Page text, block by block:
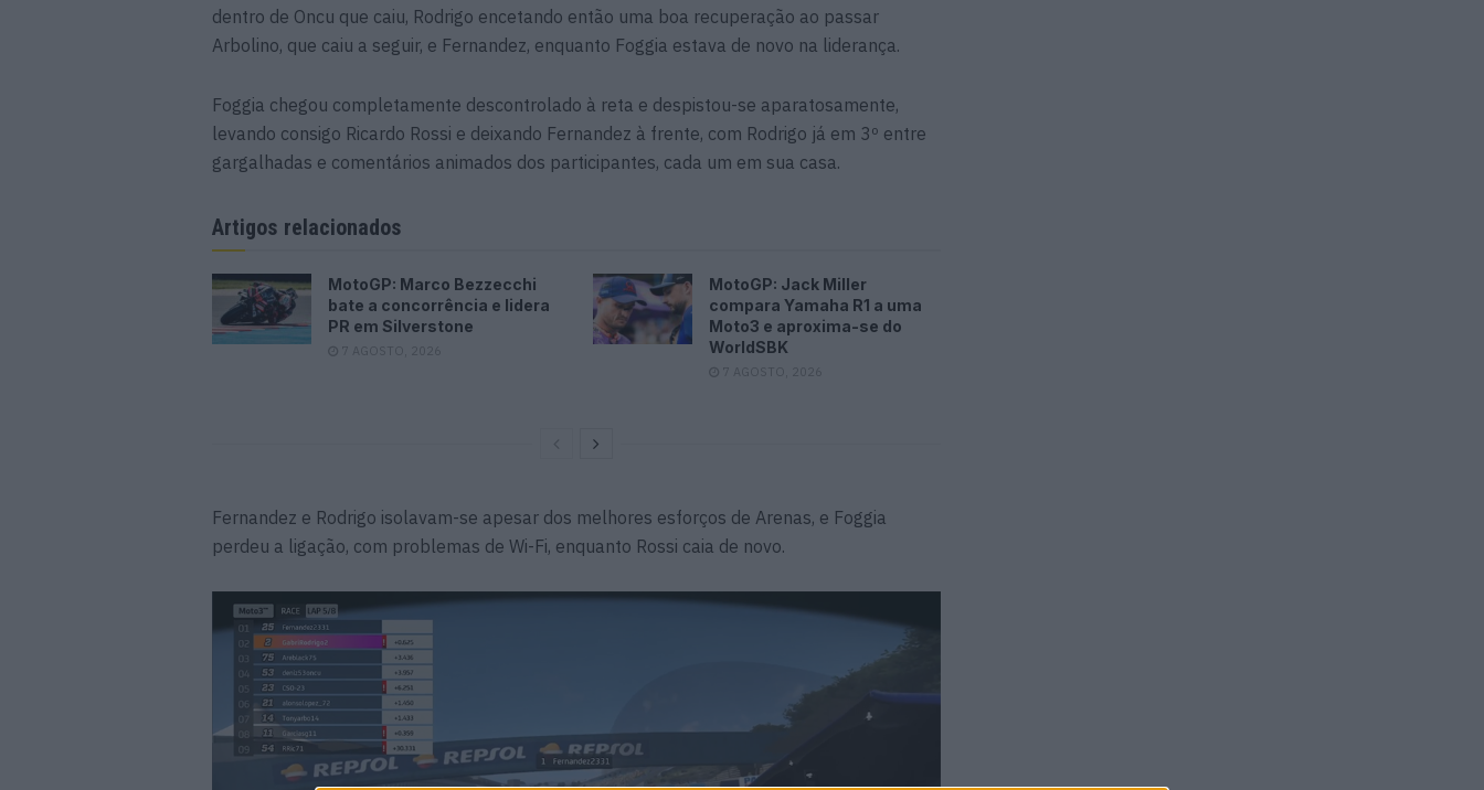
dentro de Oncu que caiu, Rodrigo encetando então uma boa recuperação ao passar
Arbolino, que caiu a seguir, e Fernandez, enquanto Foggia estava de novo na liderança.
Foggia chegou completamente descontrolado à reta e despistou-se aparatosamente,
levando consigo Ricardo Rossi e deixando Fernandez à frente, com Rodrigo já em 3º entre
gargalhadas e comentários animados dos participantes, cada um em sua casa.
Artigos relacionados
MotoGP: Marco Bezzecchi
bate a concorrência e lidera
PR em Silverstone
7 AGOSTO, 2026
MotoGP: Jack Miller
compara Yamaha R1 a uma
Moto3 e aproxima-se do
WorldSBK
7 AGOSTO, 2026
Fernandez e Rodrigo isolavam-se apesar dos melhores esforços de Arenas, e Foggia
perdeu a ligação, com problemas de Wi-Fi, enquanto Rossi caia de novo.